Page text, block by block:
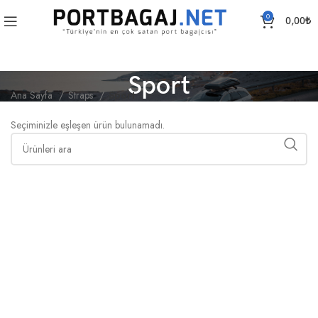
0 0,00₺
Sport
Ana Sayfa Straps Sport
Seçiminizle eşleşen ürün bulunamadı.